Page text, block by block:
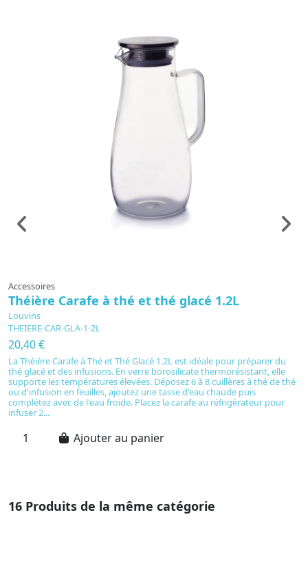
Accessoires
Théière Carafe à thé et thé glacé 1.2L
Louvins
THEIERE-CAR-GLA-1-2L
20,40 €
La Théière Carafe à Thé et Thé Glacé 1.2L est idéale pour préparer du
thé glacé et des infusions. En verre borosilicate thermorésistant, elle
supporte les températures élevées. Déposez 6 à 8 cuillères à thé de thé
ou d'infusion en feuilles, ajoutez une tasse d'eau chaude puis
complétez avec de l'eau froide. Placez la carafe au réfrigérateur pour
infuser 2...
Ajouter au panier
16 Produits de la même catégorie